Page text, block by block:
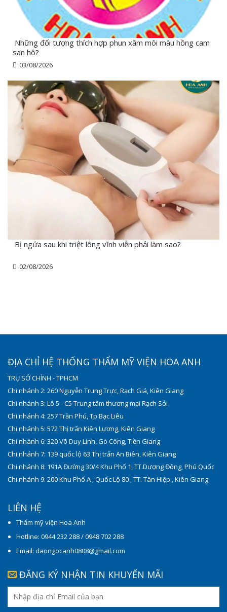
Những đối tượng thích hợp phun xăm môi màu hồng cam
san hô?
03/08/2026
Bị ngứa sau khi triệt lông vĩnh viễn phải làm sao?
02/08/2026
ĐỊA CHỈ HỆ THỐNG THẨM MỸ VIỆN HOA ANH
TRỤ SỞ CHÍNH - TPHCM
Chi nhánh 2: 260 Nguyễn Trung Trực, Rạch Giá, Kiên Giang
Chi nhánh 3: Lô 5 - C5 Trung tâm thương mại Rạch Sỏi
Chi nhánh 4: 257 Trần Phú, Tp Bạc Liêu
Chi nhánh 5: 572 Thị trấn Kiên Lương, Kiên Giang
Chi nhánh 6: 320 Võ Duy Linh, Gò Công, Tiền Giang
Chi nhánh 7: 139 quốc lộ 63 Thị trấn An Biên, Kiên Giang
Chi nhánh 8: 191A Đường 30/4 Khu Phố 1, TT.Dương Đông, Phú Quốc
Chi nhánh 9: 200 Khu Phố A , Quốc Lộ 80 , TT. Tân Hiệp , Kiên Giang
LIÊN HỆ
Thẩm mỹ viện Hoa Anh
Hotline: 0944 232 288 / 0948 702 288
Email: daongocanh0808@gmail.com
ĐĂNG KÝ NHẬN TIN KHUYẾN MÃI